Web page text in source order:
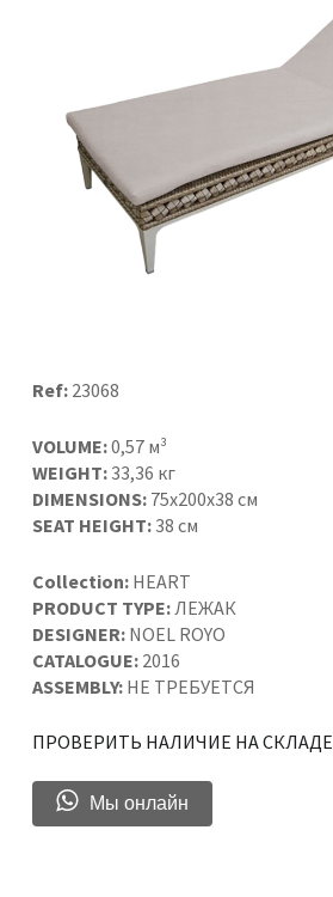
Ref:23068
VOLUME:0,57 м³
WEIGHT:33,36 кг
DIMENSIONS: 75x200x38 см
SEAT HEIGHT:38 см
Collection: HEART
PRODUCT TYPE: ЛЕЖАК
DESIGNER: NOEL ROYO
CATALOGUE: 2016
ASSEMBLY: НЕ ТРЕБУЕТСЯ
ПРОВЕРИТЬ НАЛИЧИЕ НА СКЛАДЕ
Мы онлайн